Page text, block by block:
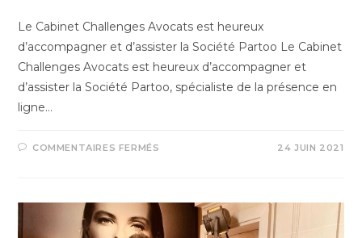
Le Cabinet Challenges Avocats est heureux
d’accompagner et d’assister la Société Partoo Le Cabinet
Challenges Avocats est heureux d’accompagner et
d’assister la Société Partoo, spécialiste de la présence en
ligne…
COMMENTAIRES FERMÉS 24 JUIN 2021